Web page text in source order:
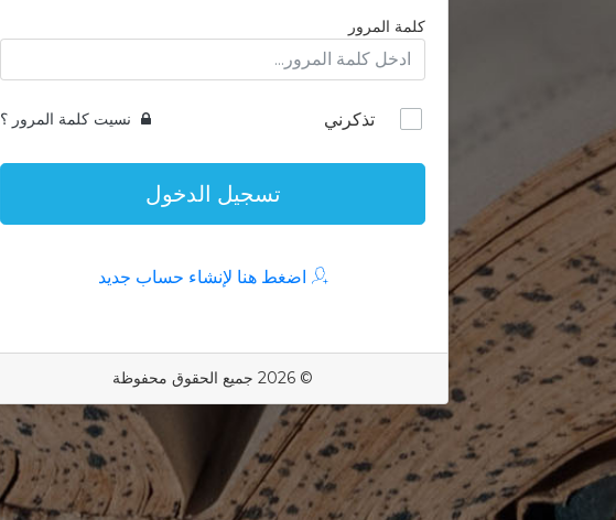
كلمة المرور
تذكرني نسيت كلمة المرور ؟
تسجيل الدخول
اضغط هنا لإنشاء حساب جديد
© 2026 جميع الحقوق محفوظة